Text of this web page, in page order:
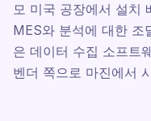
모 미국 공장에서 설치
MES와 분석에 대한 조
은 데이터 수집 소프트
벤더 쪽으로 마진에서